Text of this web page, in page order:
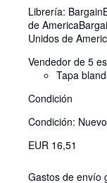
Librería:
de America
Unidos de
Vendedor de 5
Tapa
Condición
Condición: Nuevo
EUR 16,51
Gastos de envío